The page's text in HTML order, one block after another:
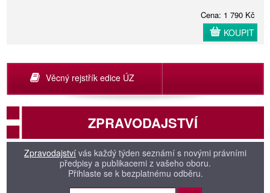
Cena: 1 790 Kč
KOUPIT
Věcný rejstřík edice ÚZ
ZPRAVODAJSTVÍ
Zpravodajství vás každý týden seznámí s novými právními
předpisy a publikacemi z vašeho oboru.
Přihlaste se k bezplatnému odběru.